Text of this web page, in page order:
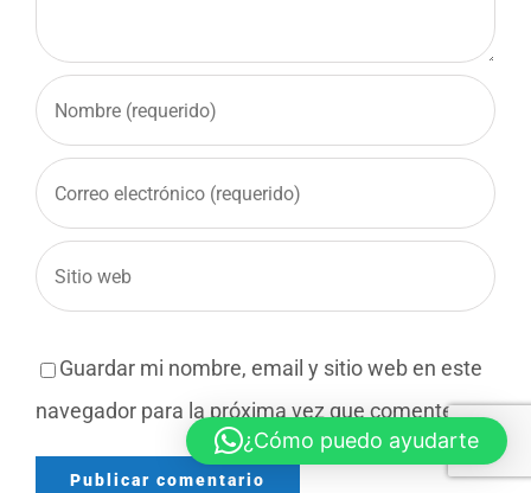
Guardar mi nombre, email y sitio web en este
navegador para la próxima vez que comente.
¿Cómo puedo ayudarte